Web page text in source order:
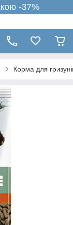
-37%
Корма для